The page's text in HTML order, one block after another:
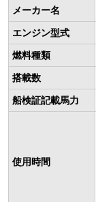
メーカー名
エンジン型式
燃料種類
搭載数
船検証記載馬力
使用時間